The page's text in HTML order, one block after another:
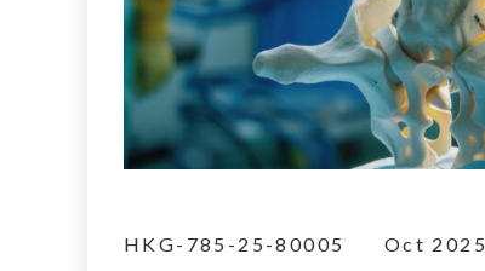
HKG-785-25-80005 Oct 2025